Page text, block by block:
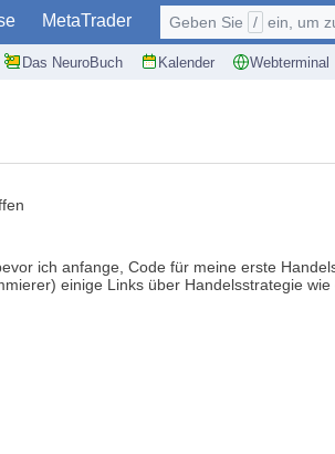
MetaTrader
Das NeuroBuch Kalender Webterminal
Geben Sie / ein, um zu
ich anfange, Code für meine erste
einige Links über Handelsstrategie